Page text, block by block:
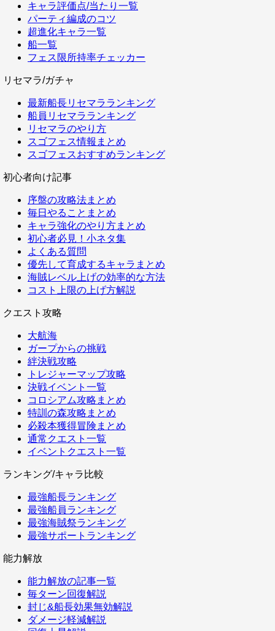
キャラ評価点/当たり一覧
パーティ編成のコツ
超進化キャラ一覧
船一覧
フェス限所持率チェッカー
リセマラ/ガチャ
最新船長リセマラランキング
船員リセマラランキング
リセマラのやり方
スゴフェス情報まとめ
スゴフェスおすすめランキング
初心者向け記事
序盤の攻略法まとめ
毎日やることまとめ
キャラ強化のやり方まとめ
初心者必見！小ネタ集
よくある質問
優先して育成するキャラまとめ
海賊レベル上げの効率的な方法
コスト上限の上げ方解説
クエスト攻略
大航海
ガープからの挑戦
絆決戦攻略
トレジャーマップ攻略
決戦イベント一覧
コロシアム攻略まとめ
特訓の森攻略まとめ
必殺本獲得冒険まとめ
通常クエスト一覧
イベントクエスト一覧
ランキング/キャラ比較
最強船長ランキング
最強船員ランキング
最強海賊祭ランキング
最強サポートランキング
能力解放
能力解放の記事一覧
毎ターン回復解説
封じ&船長効果無効解説
ダメージ軽減解説